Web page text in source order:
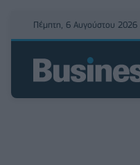
Πέμπτη, 6 Αυγούστου 2026